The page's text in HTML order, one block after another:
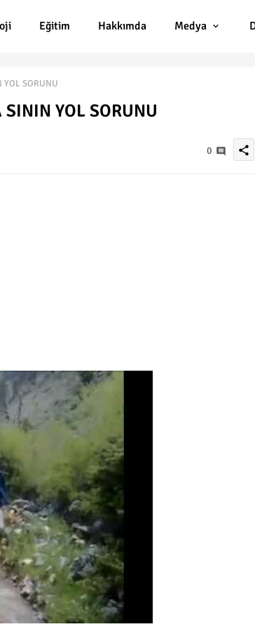
Eğitim Hakkımda Medya
YOL SORUNU
SININ YOL SORUNU
0 share